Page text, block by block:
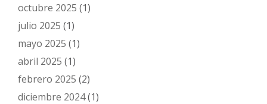
octubre 2025 (1)
julio 2025 (1)
mayo 2025 (1)
abril 2025 (1)
febrero 2025 (2)
diciembre 2024(1)